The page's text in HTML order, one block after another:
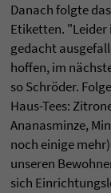
Danach folgte
Etiketten. "Leider
gedacht
hoffen, im
so Schröder.
Haus-Tees:
Ananasminze,
noch einige
unseren
sich